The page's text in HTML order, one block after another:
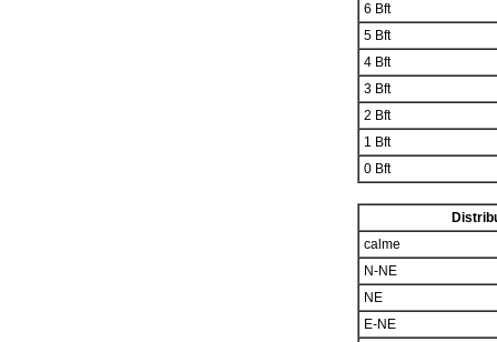
6 Bft
5 Bft
4 Bft
3 Bft
2 Bft
1 Bft
0 Bft
calme
N-NE
NE
E-NE